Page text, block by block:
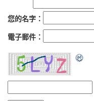
您的名字：
電子郵件：